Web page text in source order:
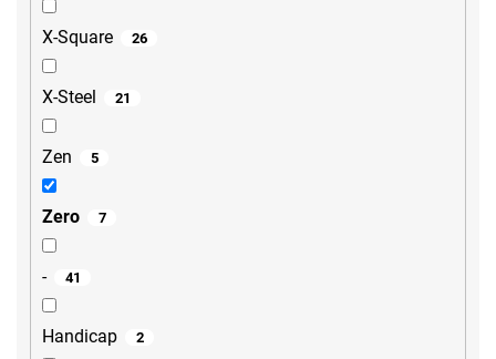
X-Square 26
X-Steel 21
Zen 5
Zero 7
- 41
Handicap 2